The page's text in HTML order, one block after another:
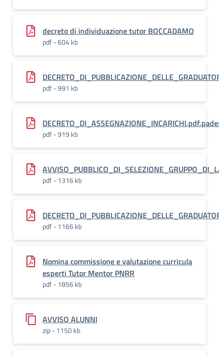
decreto di individuazione tutor BOCCADAMO
pdf - 604 kb
pdf - 991 kb
pdf - 919 kb
pdf - 1316 kb
pdf - 1166 kb
Nomina commissione e valutazione curricula
esperti Tutor Mentor PNRR
pdf - 1856 kb
AVVISO ALUNNI
zip - 1150 kb